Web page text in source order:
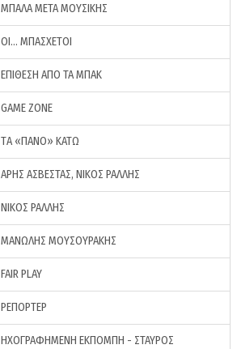
ΜΠΑΛΑ ΜΕΤΑ ΜΟΥΣΙΚΗΣ
ΟΙ… ΜΠΑΣΧΕΤΟΙ
ΕΠΙΘΕΣΗ ΑΠΟ ΤΑ ΜΠΑΚ
GAME ZONE
ΤA «ΠΑΝΟ» ΚΑΤΩ
ΑΡΗΣ ΑΣΒΕΣΤΑΣ, ΝΙΚΟΣ ΡΑΛΛΗΣ
ΝΙΚΟΣ ΡΑΛΛΗΣ
ΜΑΝΩΛΗΣ ΜΟΥΣΟΥΡΑΚΗΣ
FAIR PLAY
ΡΕΠΟΡΤΕΡ
ΗΧΟΓΡΑΦΗΜΕΝΗ ΕΚΠΟΜΠΗ - ΣΤΑΥΡΟΣ